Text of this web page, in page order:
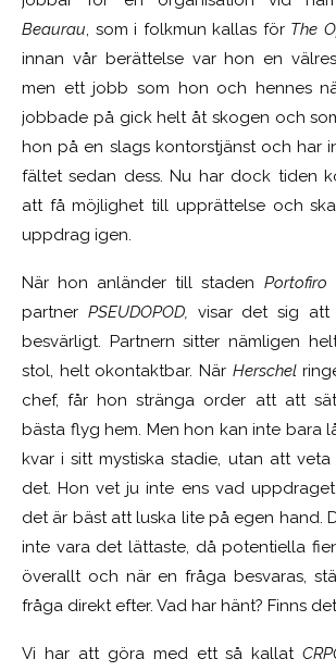
Beaurau, som i folkmun kallas för The
innan vår berättelse var hon en
men ett jobb som hon och hennes
jobbade på gick helt åt skogen och
hon på en slags kontorstjänst och har
fältet sedan dess. Nu har dock tiden
att få möjlighet till upprättelse och
uppdrag igen.
När hon anländer till staden Portofiro
partner PSEUDOPOD, visar det sig
besvärligt. Partnern sitter nämligen
stol, helt okontaktbar. När Herschel
chef, får hon stränga order att att
bästa flyg hem. Men hon kan inte bara
kvar i sitt mystiska stadie, utan att
det. Hon vet ju inte ens vad
det är bäst att luska lite på egen hand.
inte vara det lättaste, då potentiella
överallt och när en fråga besvaras,
fråga direkt efter. Vad har hänt? Finns
Vi har att göra med ett så kallat